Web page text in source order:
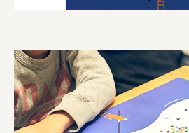
三井不動産株式会社
株式会社イソガイ
インターステラテクノロジズ
キッコーマン食品株式会社